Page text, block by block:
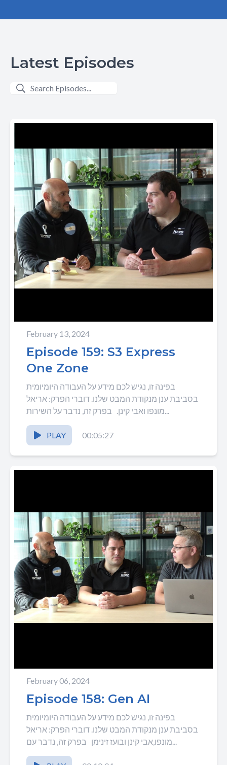
Latest Episodes
February 13, 2024
Episode 159: S3 Express
One Zone
בפינה זו, נגיש לכם מידע על העבודה היומיומית
בסביבת ענן מנקודת המבט שלנו. דוברי הפרק: אריאל
מונפו ואבי קינן. בפרק זה, נדבר על השירות...
PLAY 00:05:27
February 06, 2024
Episode 158: Gen AI
בפינה זו, נגיש לכם מידע על העבודה היומיומית
בסביבת ענן מנקודת המבט שלנו. דוברי הפרק: אריאל
מונפו,אבי קינן ובועז זינימן בפרק זה, נדבר עם...